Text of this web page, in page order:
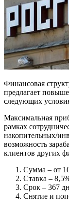
Финансовая
предлагает
следующих
Максимальная
рамках
накопительных/
возможность
клиентов других
Сумма – от
Ставка –
Срок – 367
Снятие и